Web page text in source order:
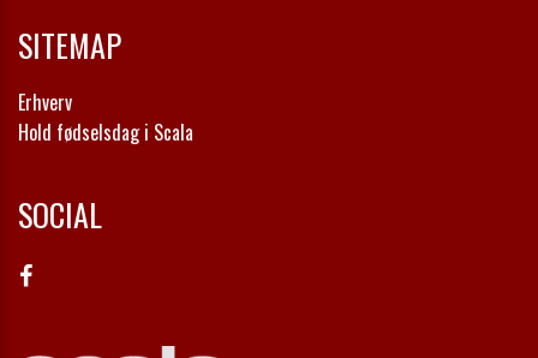
SITEMAP
Erhverv
Hold fødselsdag i Scala
SOCIAL